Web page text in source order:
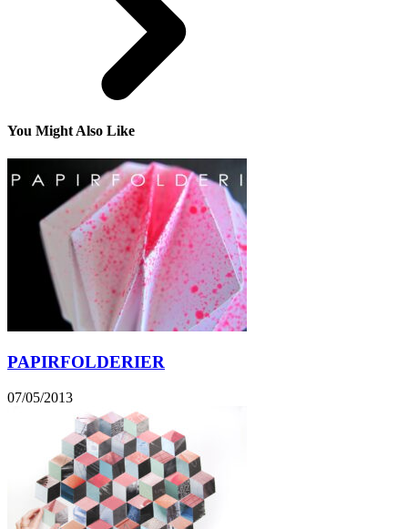
You Might Also Like
PAPIRFOLDERIER
07/05/2013